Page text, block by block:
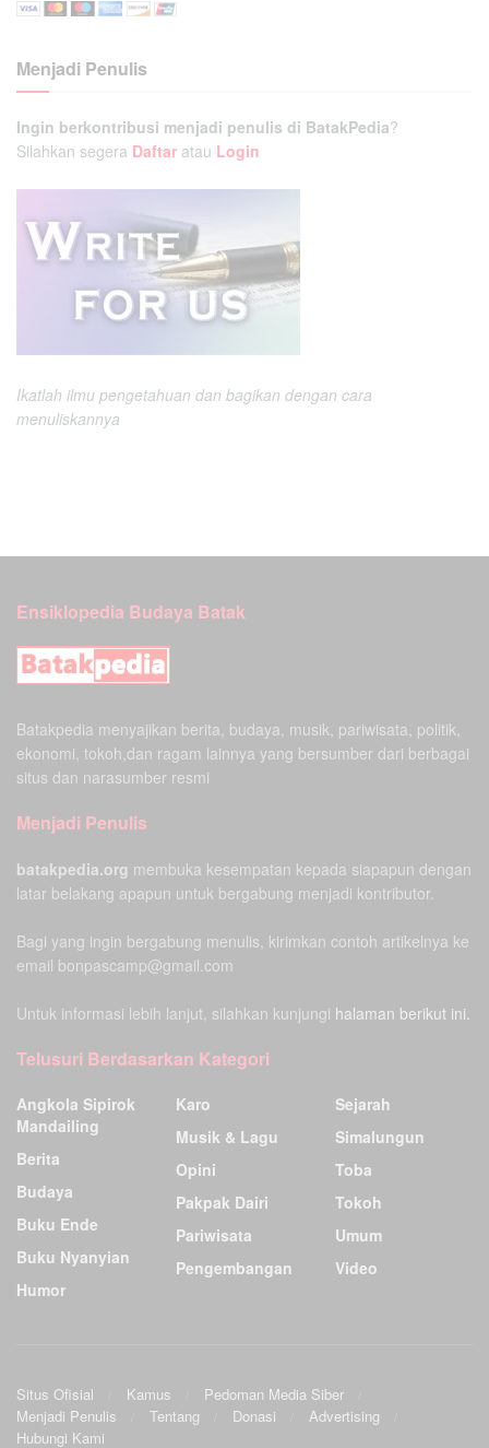
Menjadi Penulis
Ingin berkontribusi menjadi penulis di BatakPedia?
Silahkan segera Daftar atau Login
Ikatlah ilmu pengetahuan dan bagikan dengan cara
menuliskannya
Ensiklopedia Budaya Batak
Batakpedia menyajikan berita, budaya, musik, pariwisata, politik,
ekonomi, tokoh,dan ragam lainnya yang bersumber dari berbagai
situs dan narasumber resmi
Menjadi Penulis
batakpedia.org membuka kesempatan kepada siapapun dengan
latar belakang apapun untuk bergabung menjadi kontributor.
Bagi yang ingin bergabung menulis, kirimkan contoh artikelnya ke
email bonpascamp@gmail.com
Untuk informasi lebih lanjut, silahkan kunjungi halaman berikut ini.
Telusuri Berdasarkan Kategori
Angkola Sipirok
Mandailing
Berita
Budaya
Buku Ende
Buku Nyanyian
Humor
Karo
Musik & Lagu
Opini
Pakpak Dairi
Pariwisata
Pengembangan
Sejarah
Simalungun
Toba
Tokoh
Umum
Video
Situs Ofisial Kamus
Pedoman Media Siber
Menjadi Penulis
Tentang Donasi
Advertising
Hubungi Kami